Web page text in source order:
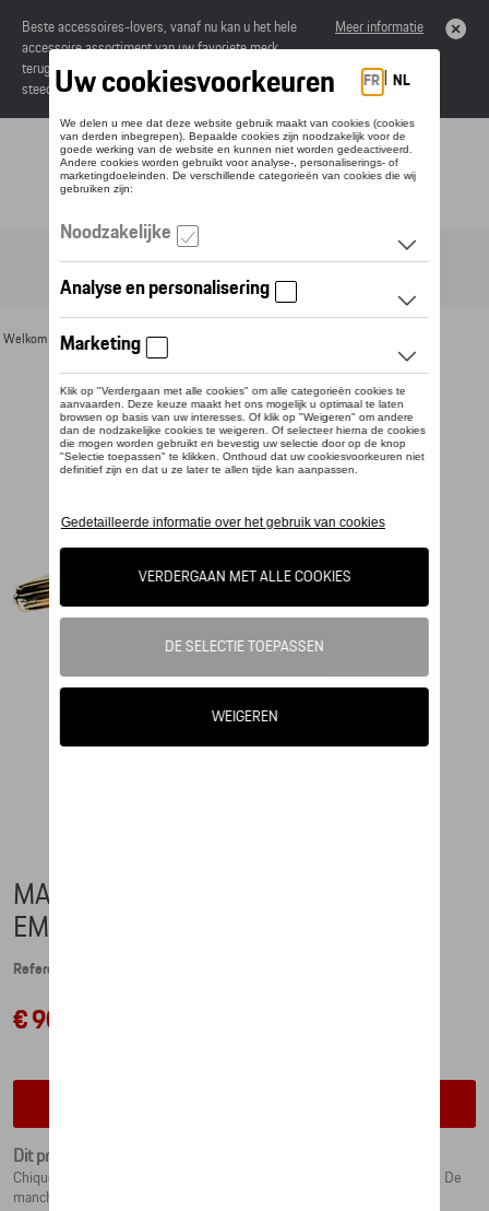
Beste accessoires-lovers, vanaf nu kan u het hele
accessoire assortiment van uw favoriete merk
terugvinden in de online catalogus. Deze kunnen
steeds besteld worden via uw dealer.
Meer informatie
Toggle navigation
Welkom >Voor u >Divers >
MANCHETKNOPEN PORSCHE
EMBLEEM
Referentie: WAP05014015
€ 90,50
Dit product is momenteel niet op stock
Chique Porsche manchetknopen in de vorm van het Porsche embleem. De
manchetknopen zijn van deels verguld sterling zilver 925 en aan de